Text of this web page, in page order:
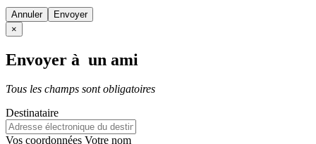
Annuler
×
Envoyer à un ami
Tous les champs sont obligatoires
Destinataire
Vos coordonnées Votre nom